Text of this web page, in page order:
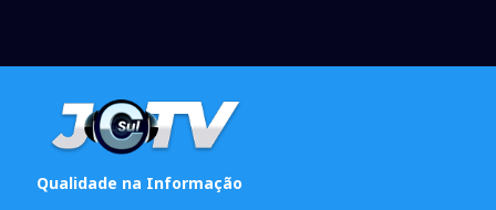
Qualidade na Informação